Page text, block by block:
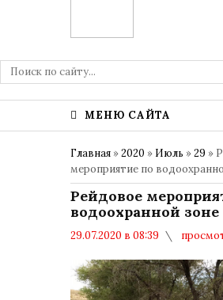
МЕНЮ САЙТА
Главная »2020 » Июль »29 »
мероприятие по
Рейдовое
водоохранной зоне
29.07.2020 в 08:39